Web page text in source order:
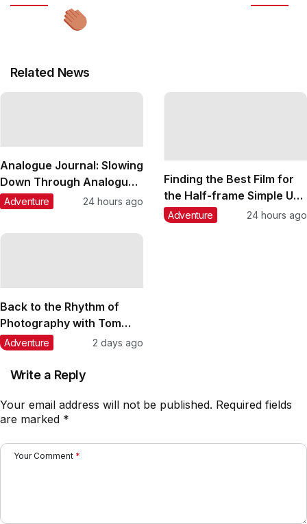
Related News
Analogue Journal: Slowing
Down Through Analogue
Art with Lin (linnpingg__)
Adventure 24 hours ago
Finding the Best Film for
the Half-frame Simple Use
Reloadable Film Camera:
Adventure 24 hours ago
Back to the Rhythm of
Photography with Tom
(toms.portra) and the
Adventure 2 days ago
Write a Reply
Your email address will not be published. Required fields
are marked *
Your Comment *